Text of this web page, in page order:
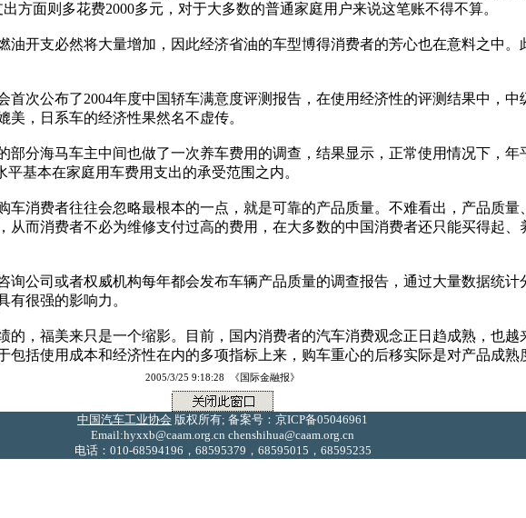
方面则多花费2000多元，对于大多数的普通家庭用户来说这笔账不得不算。
开支必然将大量增加，因此经济省油的车型博得消费者的芳心也在意料之中。
公布了2004年度中国轿车满意度评测报告，在使用经济性的评测结果中，中
，日系车的经济性果然名不虚传。
分海马车主中间也做了一次养车费用的调查，结果显示，正常使用情况下，年
基本在家庭用车费用支出的承受范围之内。
消费者往往会忽略最根本的一点，就是可靠的产品质量。不难看出，产品质量
从而消费者不必为维修支付过高的费用，在大多数的中国消费者还只能买得起
公司或者权威机构每年都会发布车辆产品质量的调查报告，通过大量数据统计
有很强的影响力。
，福美来只是一个缩影。目前，国内消费者的汽车消费观念正日趋成熟，也越
括使用成本和经济性在内的多项指标上来，购车重心的后移实际是对产品成熟
2005/3/25 9:18:28 《国际金融报》
中国汽车工业协会 版权所有; 备案号：京ICP备05046961
Email:hyxxb@caam.org.cn chenshihua@caam.org.cn
电话：010-68594196，68595379，68595015，68595235